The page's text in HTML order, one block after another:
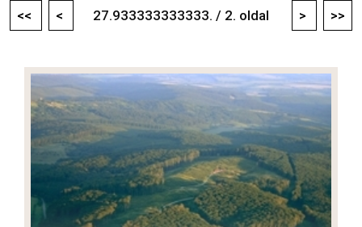
<< < 27.933333333333. / 2. oldal > >>